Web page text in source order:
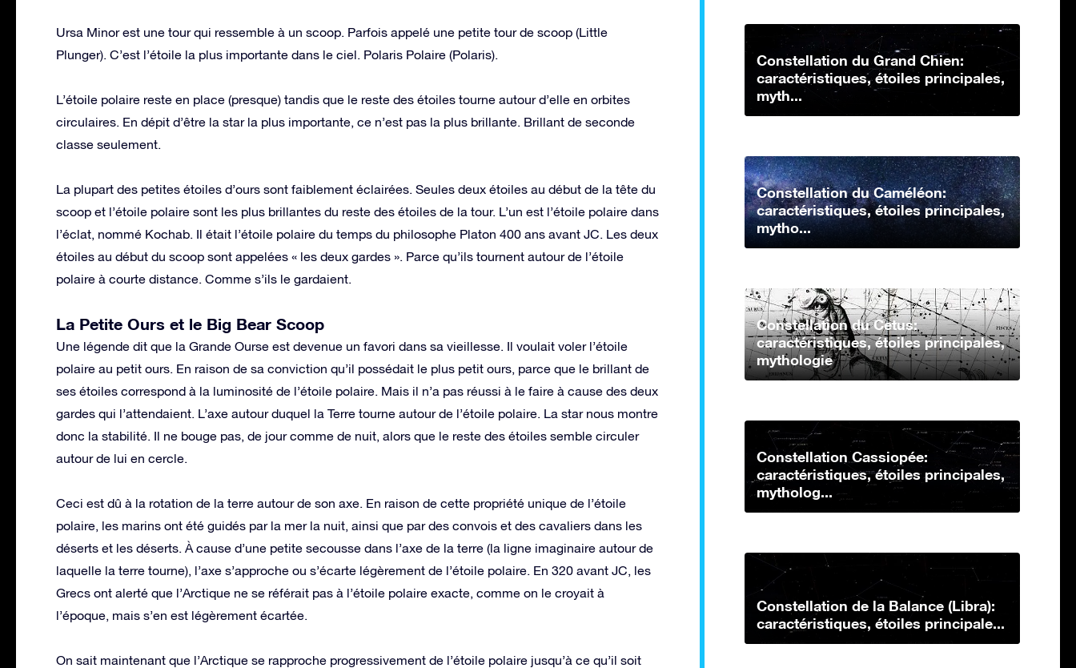
Ursa Minor est une tour qui ressemble à un scoop. Parfois appelé une petite tour de scoop (Little
Plunger). C’est l’étoile la plus importante dans le ciel. Polaris Polaire (Polaris).
L’étoile polaire reste en place (presque) tandis que le reste des étoiles tourne autour d’elle en orbites
circulaires. En dépit d’être la star la plus importante, ce n’est pas la plus brillante. Brillant de seconde
classe seulement.
La plupart des petites étoiles d’ours sont faiblement éclairées. Seules deux étoiles au début de la tête du
scoop et l’étoile polaire sont les plus brillantes du reste des étoiles de la tour. L’un est l’étoile polaire dans
l’éclat, nommé Kochab. Il était l’étoile polaire du temps du philosophe Platon 400 ans avant JC. Les deux
étoiles au début du scoop sont appelées « les deux gardes ». Parce qu’ils tournent autour de l’étoile
polaire à courte distance. Comme s’ils le gardaient.
La Petite Ours et le Big Bear Scoop
Une légende dit que la Grande Ourse est devenue un favori dans sa vieillesse. Il voulait voler l’étoile
polaire au petit ours. En raison de sa conviction qu’il possédait le plus petit ours, parce que le brillant de
ses étoiles correspond à la luminosité de l’étoile polaire. Mais il n’a pas réussi à le faire à cause des deux
gardes qui l’attendaient. L’axe autour duquel la Terre tourne autour de l’étoile polaire. La star nous montre
donc la stabilité. Il ne bouge pas, de jour comme de nuit, alors que le reste des étoiles semble circuler
autour de lui en cercle.
Ceci est dû à la rotation de la terre autour de son axe. En raison de cette propriété unique de l’étoile
polaire, les marins ont été guidés par la mer la nuit, ainsi que par des convois et des cavaliers dans les
déserts et les déserts. À cause d’une petite secousse dans l’axe de la terre (la ligne imaginaire autour de
laquelle la terre tourne), l’axe s’approche ou s’écarte légèrement de l’étoile polaire. En 320 avant JC, les
Grecs ont alerté que l’Arctique ne se référait pas à l’étoile polaire exacte, comme on le croyait à
l’époque, mais s’en est légèrement écartée.
On sait maintenant que l’Arctique se rapproche progressivement de l’étoile polaire jusqu’à ce qu’il soit
Constellation du Grand Chien:
caractéristiques, étoiles principales,
myth...
Constellation du Caméléon:
caractéristiques, étoiles principales,
mytho...
Constellation du Cetus:
caractéristiques, étoiles principales,
mythologie
Constellation Cassiopée:
caractéristiques, étoiles principales,
mytholog...
Constellation de la Balance (Libra):
caractéristiques, étoiles principale...